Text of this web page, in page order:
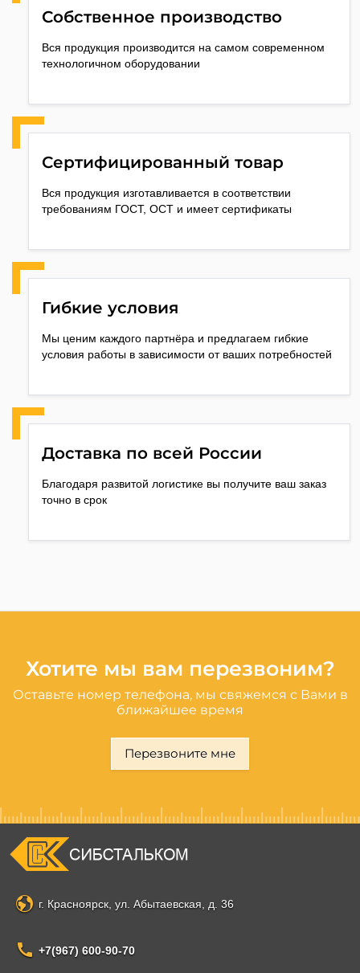
Собственное производство
Вся продукция производится на самом современном
технологичном оборудовании
Сертифицированный товар
Вся продукция изготавливается в соответствии
требованиям ГОСТ, ОСТ и имеет сертификаты
Гибкие условия
Мы ценим каждого партнёра и предлагаем гибкие
условия работы в зависимости от ваших потребностей
Доставка по всей России
Благодаря развитой логистике вы получите ваш заказ
точно в срок
Хотите мы вам перезвоним?
Оставьте номер телефона, мы свяжемся с Вами в
ближайшее время
Перезвоните мне
г. Красноярск, ул. Абытаевская, д. 36
+7(967) 600-90-70